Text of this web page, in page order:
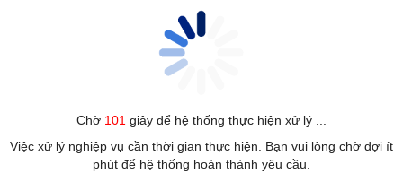
Chờ 101 giây để hệ thống thực hiện xử lý ...
Việc xử lý nghiệp vụ cần thời gian thực hiện. Bạn vui lòng chờ đợi ít
phút để hệ thống hoàn thành yêu cầu.